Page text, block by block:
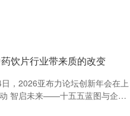
饮片行业带来质的改变
，2026亚布力论坛创新年会在上
智启未来——十五五蓝图与企业